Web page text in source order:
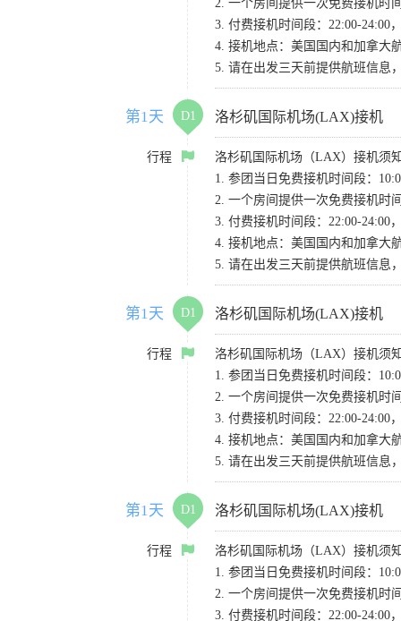
2. 一个房间提供一次免费接机时
3. 付费接机时间段：22:00-24:00
4. 接机地点：美国国内和加拿大
5. 请在出发三天前提供航班信息
第1天 D1 洛杉矶国际机场(LAX)接机
行程
洛杉矶国际机场（LAX）接机须
1. 参团当日免费接机时间段：
2. 一个房间提供一次免费接机时
3. 付费接机时间段：22:00-24:00
4. 接机地点：美国国内和加拿大
5. 请在出发三天前提供航班信息
第1天 D1 洛杉矶国际机场(LAX)接机
行程
洛杉矶国际机场（LAX）接机须
1. 参团当日免费接机时间段：
2. 一个房间提供一次免费接机时
3. 付费接机时间段：22:00-24:00
4. 接机地点：美国国内和加拿大
5. 请在出发三天前提供航班信息
第1天 D1 洛杉矶国际机场(LAX)接机
行程
洛杉矶国际机场（LAX）接机须
1. 参团当日免费接机时间段：
2. 一个房间提供一次免费接机时
3. 付费接机时间段：22:00-24:00